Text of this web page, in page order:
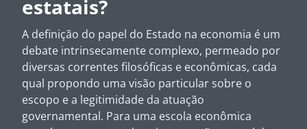
estatais?
A definição do papel do Estado na economia é um
debate intrinsecamente complexo, permeado por
diversas correntes filosóficas e econômicas, cada
qual propondo uma visão particular sobre o
escopo e a legitimidade da atuação
governamental. Para uma escola econômica